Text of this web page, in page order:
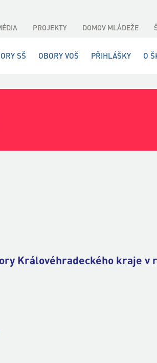
PROJEKTY DOMOV MLÁDEŽE
SŠ OBORY VOŠ PŘIHLÁŠKY O
Královéhradeckého kraje v